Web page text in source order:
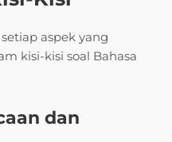
aspek yang
kisi-kisi soal Bahasa
dan